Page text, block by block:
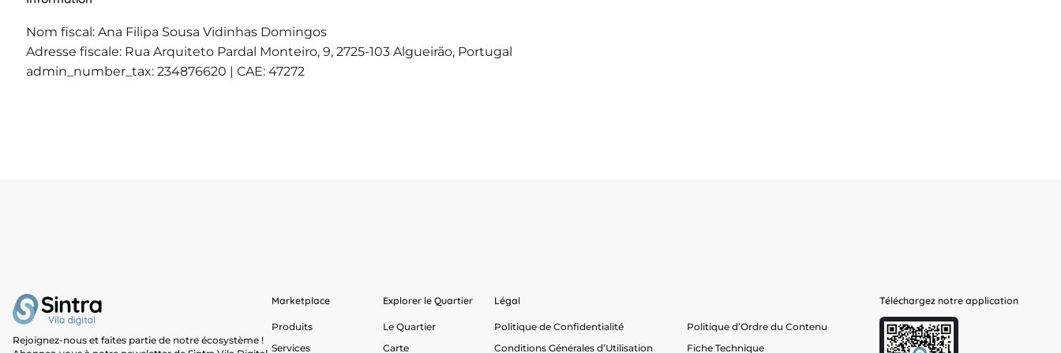
Nom fiscal: Ana Filipa Sousa Vidinhas Domingos
Adresse fiscale: Rua Arquiteto Pardal Monteiro, 9, 2725-103 Algueirão, Portugal
admin_number_tax: 234876620 | CAE: 47272
Rejoignez-nous et faites partie de notre écosystème !
Marketplace
Produits
Services
Explorer le Quartier
Le Quartier
Carte
Légal
Politique de Confidentialité
Conditions Générales d’Utilisation
Politique d’Ordre du Contenu
Fiche Technique
Téléchargez notre application